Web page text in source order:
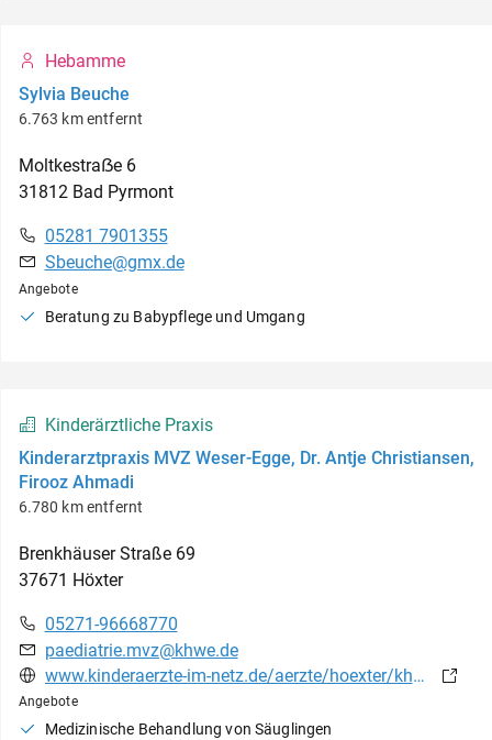
Hebamme
Sylvia Beuche
6.763 km entfernt
Moltkestraẞe 6
31812 Bad Pyrmont
05281 7901355
Sbeuche@gmx.de
Angebote
Beratung zu Babypflege und Umgang
Kinderärztliche Praxis
Kinderarztpraxis MVZ Weser-Egge, Dr. Antje Christiansen,
Firooz Ahmadi
6.780 km entfernt
Brenkhäuser Straße 69
37671 Höxter
05271-96668770
paediatrie.mvz@khwe.de
www.kinderaerzte-im-netz.de/aerzte/hoexter/khwe/startseite.html
Angebote
Medizinische Behandlung von Säuglingen